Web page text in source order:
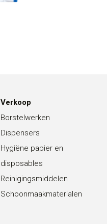
Verkoop
Borstelwerken
Dispensers
Hygiëne papier en
disposables
Reinigingsmiddelen
Schoonmaakmaterialen